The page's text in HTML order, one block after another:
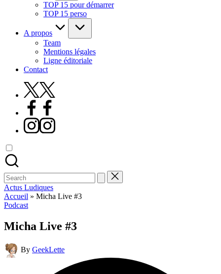
TOP 15 pour démarrer
TOP 15 perso
A propos
Team
Mentions légales
Ligne éditoriale
Contact
X
Facebook
Instagram
Search
for:
Actus Ludiques
Accueil » Micha Live #3
Posted
Podcast
Micha Live #3
Posted
by
By GeekLette